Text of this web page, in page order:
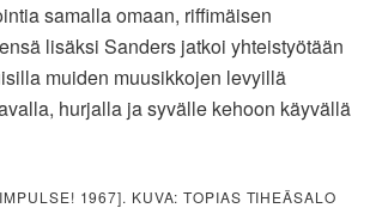
samalla omaan, riffimäisen
lisäksi Sanders jatkoi yhteistyötään
muiden muusikkojen levyillä
hurjalla ja syvälle kehoon käyvällä
1967]. KUVA: TOPIAS TIHEÄSALO